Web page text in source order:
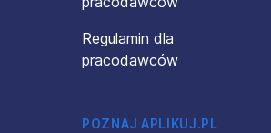
Regulamin dla
pracodawców
POZNAJ APLIKUJ.PL